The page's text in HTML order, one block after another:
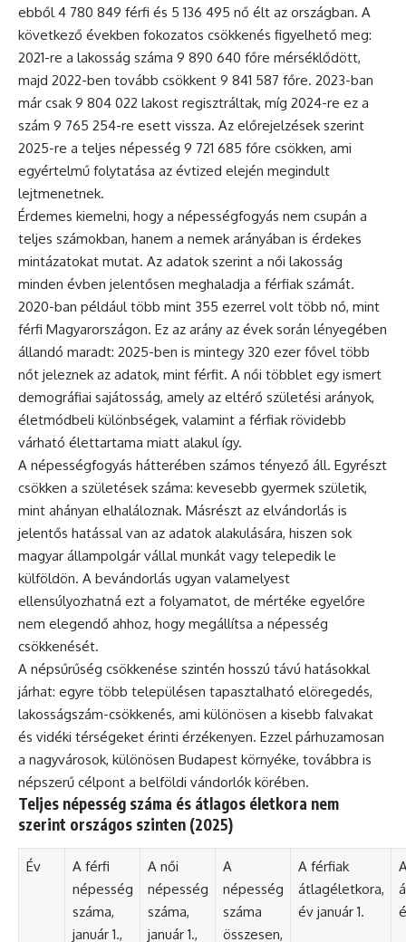
ebből 4 780 849 férfi és 5 136 495 nő élt az országban. A
következő években fokozatos csökkenés figyelhető meg:
2021-re a lakosság száma 9 890 640 főre mérséklődött,
majd 2022-ben tovább csökkent 9 841 587 főre. 2023-ban
már csak 9 804 022 lakost regisztráltak, míg 2024-re ez a
szám 9 765 254-re esett vissza. Az előrejelzések szerint
2025-re a teljes népesség 9 721 685 főre csökken, ami
egyértelmű folytatása az évtized elején megindult
lejtmenetnek.
Érdemes kiemelni, hogy a népességfogyás nem csupán a
teljes számokban, hanem a nemek arányában is érdekes
mintázatokat mutat. Az adatok szerint a női lakosság
minden évben jelentősen meghaladja a férfiak számát.
2020-ban például több mint 355 ezerrel volt több nő, mint
férfi Magyarországon. Ez az arány az évek során lényegében
állandó maradt: 2025-ben is mintegy 320 ezer fővel több
nőt jeleznek az adatok, mint férfit. A női többlet egy ismert
demográfiai sajátosság, amely az eltérő születési arányok,
életmódbeli különbségek, valamint a férfiak rövidebb
várható élettartama miatt alakul így.
A népességfogyás hátterében számos tényező áll. Egyrészt
csökken a születések száma: kevesebb gyermek születik,
mint ahányan elhaláloznak. Másrészt az elvándorlás is
jelentős hatással van az adatok alakulására, hiszen sok
magyar állampolgár vállal munkát vagy telepedik le
külföldön. A bevándorlás ugyan valamelyest
ellensúlyozhatná ezt a folyamatot, de mértéke egyelőre
nem elegendő ahhoz, hogy megállítsa a népesség
csökkenését.
A népsűrűség csökkenése szintén hosszú távú hatásokkal
járhat: egyre több településen tapasztalható elöregedés,
lakosságszám-csökkenés, ami különösen a kisebb falvakat
és vidéki térségeket érinti érzékenyen. Ezzel párhuzamosan
a nagyvárosok, különösen Budapest környéke, továbbra is
népszerű célpont a belföldi vándorlók körében.
Teljes népesség száma és átlagos életkora nem
szerint országos szinten (2025)
Év
A férfi
népesség
száma,
január 1.,
A női
népesség
száma,
január 1.,
A
népesség
száma
összesen,
A férfiak
átlagéletkora,
év január 1.